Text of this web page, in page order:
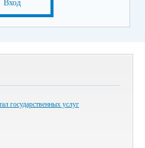
Вход
государственных услуг